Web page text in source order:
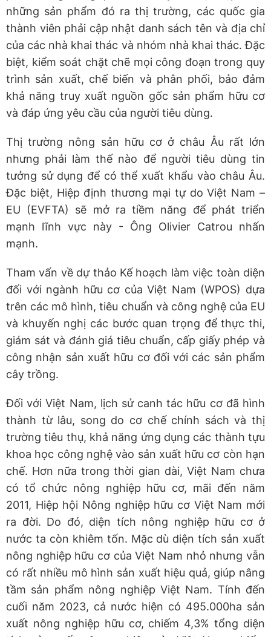
những sản phẩm đó ra thị trường, các quốc gia
thành viên phải cập nhật danh sách tên và địa chỉ
của các nhà khai thác và nhóm nhà khai thác. Đặc
biệt, kiểm soát chặt chẽ mọi công đoạn trong quy
trình sản xuất, chế biến và phân phối, bảo đảm
khả năng truy xuất nguồn gốc sản phẩm hữu cơ
và đáp ứng yêu cầu của người tiêu dùng.
Thị trường nông sản hữu cơ ở châu Âu rất lớn
nhưng phải làm thế nào để người tiêu dùng tin
tưởng sử dụng để có thể xuất khẩu vào châu Âu.
Đặc biệt, Hiệp định thương mại tự do Việt Nam –
EU (EVFTA) sẽ mở ra tiềm năng để phát triển
mạnh lĩnh vực này - Ông Olivier Catrou nhấn
mạnh.
Tham vấn về dự thảo Kế hoạch làm việc toàn diện
đối với ngành hữu cơ của Việt Nam (WPOS) dựa
trên các mô hình, tiêu chuẩn và công nghệ của EU
và khuyến nghị các bước quan trọng để thực thi,
giám sát và đánh giá tiêu chuẩn, cấp giấy phép và
công nhận sản xuất hữu cơ đối với các sản phẩm
cây trồng.
Đối với Việt Nam, lịch sử canh tác hữu cơ đã hình
thành từ lâu, song do cơ chế chính sách và thị
trường tiêu thụ, khả năng ứng dụng các thành tựu
khoa học công nghệ vào sản xuất hữu cơ còn hạn
chế. Hơn nữa trong thời gian dài, Việt Nam chưa
có tổ chức nông nghiệp hữu cơ, mãi đến năm
2011, Hiệp hội Nông nghiệp hữu cơ Việt Nam mới
ra đời. Do đó, diện tích nông nghiệp hữu cơ ở
nước ta còn khiêm tốn. Mặc dù diện tích sản xuất
nông nghiệp hữu cơ của Việt Nam nhỏ nhưng vẫn
có rất nhiều mô hình sản xuất hiệu quả, giúp nâng
tầm sản phẩm nông nghiệp Việt Nam. Tính đến
cuối năm 2023, cả nước hiện có 495.000ha sản
xuất nông nghiệp hữu cơ, chiếm 4,3% tổng diện